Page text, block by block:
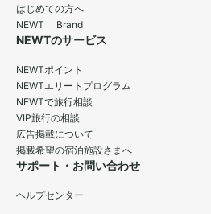
はじめての方へ
NEWT Brand
NEWTのサービス
NEWTポイント
NEWTエリートプログラム
NEWTで旅行相談
VIP旅行の相談
広告掲載について
掲載希望の宿泊施設さまへ
サポート・お問い合わせ
ヘルプセンター